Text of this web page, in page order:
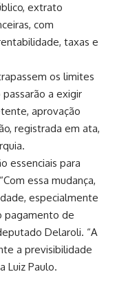
extrato
com
taxas e
os limites
a exigir
aprovação
registrada em ata,
essenciais para
essa mudança,
especialmente
pagamento de
Delaroli. “A
a previsibilidade
Luiz Paulo.